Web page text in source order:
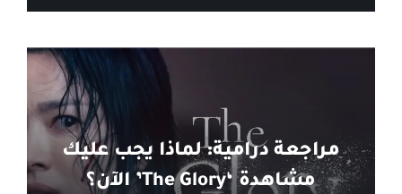
مراجعة درامية: لماذا يجب عليك
مشاهدة ‘The Glory’ الآن؟